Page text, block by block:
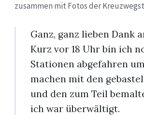
zusammen mit Fotos der
Ganz, ganz lieben Dank
Kurz vor 18 Uhr bin ich
Stationen abgefahren
machen mit den
und den zum Teil
ich war überwältigt.